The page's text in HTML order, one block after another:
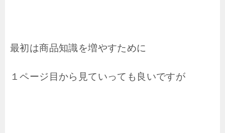
最初は商品知識を増やすために
１ページ目から見ていっても良いですが